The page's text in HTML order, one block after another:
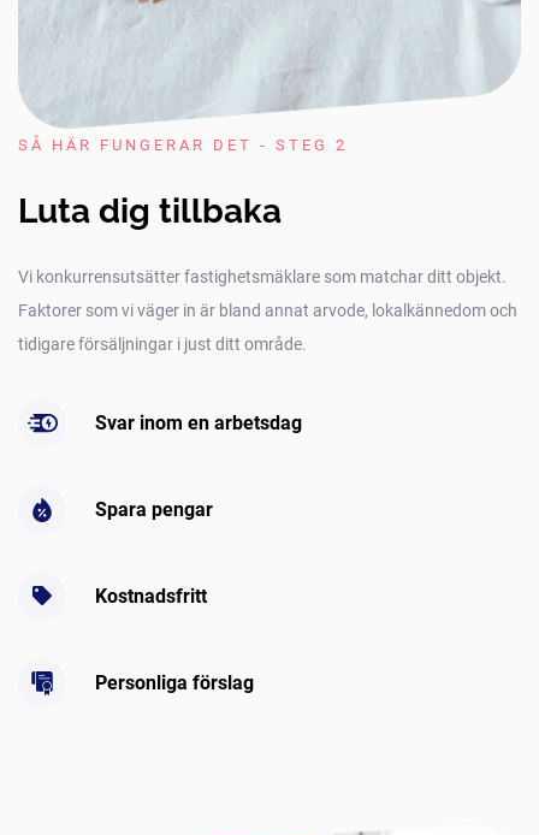
SÅ HÄR FUNGERAR DET - STEG 2
Luta dig tillbaka
Vi konkurrensutsätter fastighetsmäklare som matchar ditt objekt.
Faktorer som vi väger in är bland annat arvode, lokalkännedom och
tidigare försäljningar i just ditt område.
Svar inom en arbetsdag
Spara pengar
Kostnadsfritt
Personliga förslag